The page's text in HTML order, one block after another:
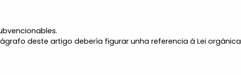
deste artigo debería figurar unha referencia á Lei orgánica